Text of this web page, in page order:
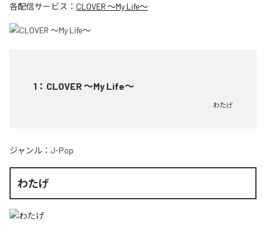
各配信サービス： CLOVER ～My Life～
1 ： CLOVER ～My Life～
わたげ
ジャンル： J-Pop
わたげ